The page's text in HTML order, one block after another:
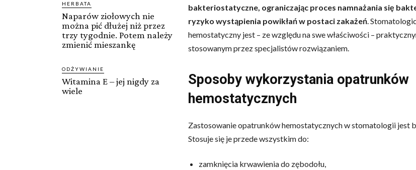
HERBATA
Naparów ziołowych nie
można pić dłużej niż przez
trzy tygodnie. Potem należy
zmienić mieszankę
ODŻYWIANIE
Witamina E – jej nigdy za
wiele
bakteriostatyczne, ograniczając proces namnażania się
ryzyko wystąpienia powikłań w postaci zakażeń.
hemostatyczny jest – ze względu na swe właściwości –
stosowanym przez specjalistów rozwiązaniem.
Sposoby wykorzystania opatrunków
hemostatycznych
Zastosowanie opatrunków hemostatycznych w stomatologii jest
Stosuje się je przede wszystkim do:
zamknięcia krwawienia do zębodołu,